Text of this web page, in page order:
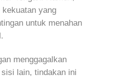
yang
untuk menahan
menggagalkan
lain, tindakan ini